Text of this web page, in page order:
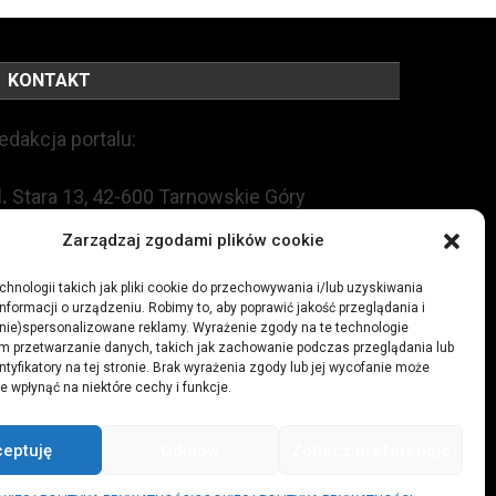
Zarządzaj zgodami plików cookie
takich jak pliki cookie do przechowywania i/lub uzyskiwania
o urządzeniu. Robimy to, aby poprawić jakość przeglądania i
reklamy. Wyrażenie zgody na te technologie
przetwarzanie danych, takich jak zachowanie podczas przeglądania lub
na tej stronie. Brak wyrażenia zgody lub jej wycofanie może
wpłynąć na niektóre cechy i funkcje.
KONTAKT
portalu:
Stara 13, 42-600 Tarnowskie Góry
+48 509 547 822
redakcja@czytamiwiem.pl
biuro@czytamiwiem.pl